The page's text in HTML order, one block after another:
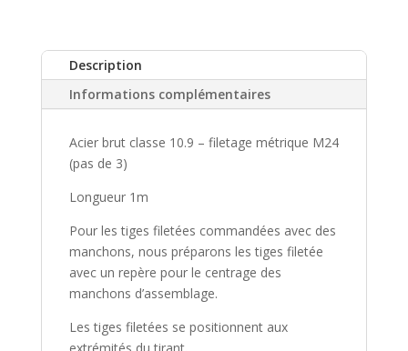
Description
Informations complémentaires
Acier brut classe 10.9 – filetage métrique M24
(pas de 3)
Longueur 1m
Pour les tiges filetées commandées avec des
manchons, nous préparons les tiges filetée
avec un repère pour le centrage des
manchons d’assemblage.
Les tiges filetées se positionnent aux
extrémités du tirant.